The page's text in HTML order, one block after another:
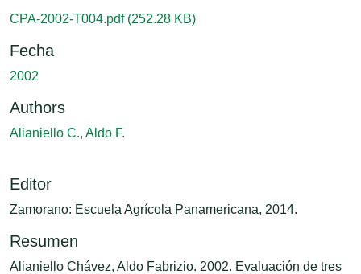
CPA-2002-T004.pdf (252.28 KB)
Fecha
2002
Authors
Alianiello C., Aldo F.
Editor
Zamorano: Escuela Agrícola Panamericana, 2014.
Resumen
Alianiello Chávez, Aldo Fabrizio. 2002. Evaluación de tres